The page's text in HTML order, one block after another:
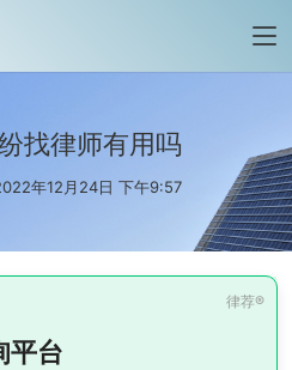
找律师有用吗
年12月24日 下午9:57
平台